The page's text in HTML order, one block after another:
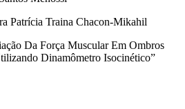
Patrícia Traina Chacon-Mikahil
Da Força Muscular Em Ombros
Dinamômetro Isocinético”